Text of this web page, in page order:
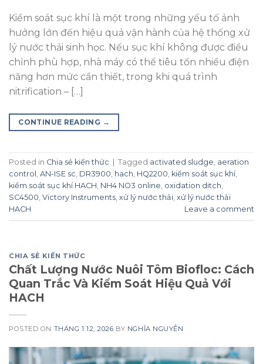
Kiểm soát sục khí là một trong những yếu tố ảnh
hưởng lớn đến hiệu quả vận hành của hệ thống xử
lý nước thải sinh học. Nếu sục khí không được điều
chỉnh phù hợp, nhà máy có thể tiêu tốn nhiều điện
năng hơn mức cần thiết, trong khi quá trình
nitrification – […]
CONTINUE READING →
Posted in Chia sẻ kiến thức Tagged activated sludge aeration
control
AN-ISE sc DR3900 hach HQ2200 kiểm soát sục khí,
kiểm soát sục khí HACH NH4 NO3 online oxidation ditch
SC4500 Victory Instruments xử lý nước thải xử lý nước thải
HACH
Leave a comment
CHIA SẺ KIẾN THỨC
Chất Lượng Nước Nuôi Tôm Biofloc: Cách
Quan Trắc Và Kiểm Soát Hiệu Quả Với
HACH
POSTED ON THÁNG 1 12, 2026 BY NGHĨA NGUYỄN